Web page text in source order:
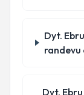
Dyt.
randevu
Dyt.